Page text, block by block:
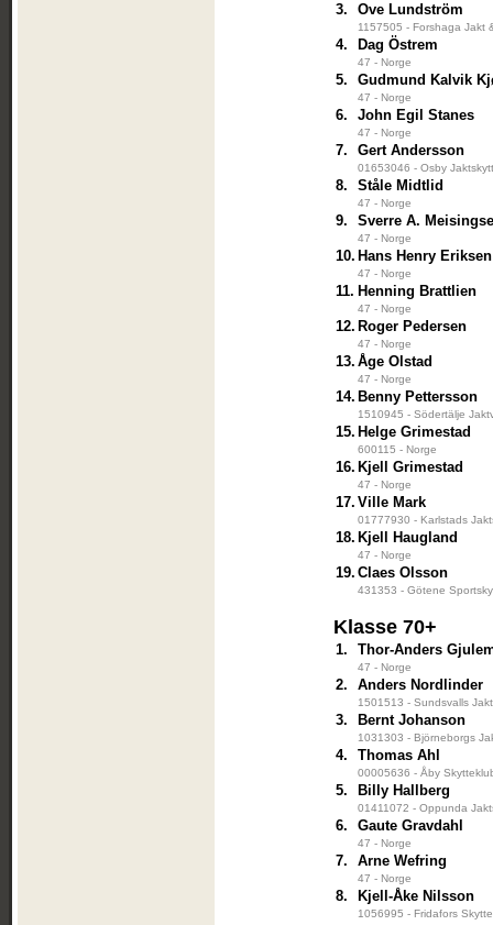
3. Ove Lundström
1157505 - Forshaga Jakt
4. Dag Östrem
47 - Norge
5. Gudmund Kalvik
47 - Norge
6. John Egil Stanes
47 - Norge
7. Gert Andersson
01653046 - Osby
8. Ståle Midtlid
47 - Norge
9. Sverre A.
47 - Norge
10. Hans Henry Eriksen
47 - Norge
11. Henning Brattlien
47 - Norge
12. Roger Pedersen
47 - Norge
13. Åge Olstad
47 - Norge
14. Benny Pettersson
1510945 - Södertälje
15. Helge Grimestad
600115 - Norge
16. Kjell Grimestad
47 - Norge
17. Ville Mark
01777930 - Karlstads
18. Kjell Haugland
47 - Norge
19. Claes Olsson
431353 - Götene
Klasse 70+
1. Thor-Anders
47 - Norge
2. Anders Nordlinder
1501513 - Sundsvalls
3. Bernt Johanson
1031303 - Björneborgs
4. Thomas Ahl
00005636 - Åby
5. Billy Hallberg
01411072 - Oppunda
6. Gaute Gravdahl
47 - Norge
7. Arne Wefring
47 - Norge
8. Kjell-Åke Nilsson
1056995 - Fridafors